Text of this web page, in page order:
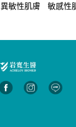
異敏性肌膚 敏感性